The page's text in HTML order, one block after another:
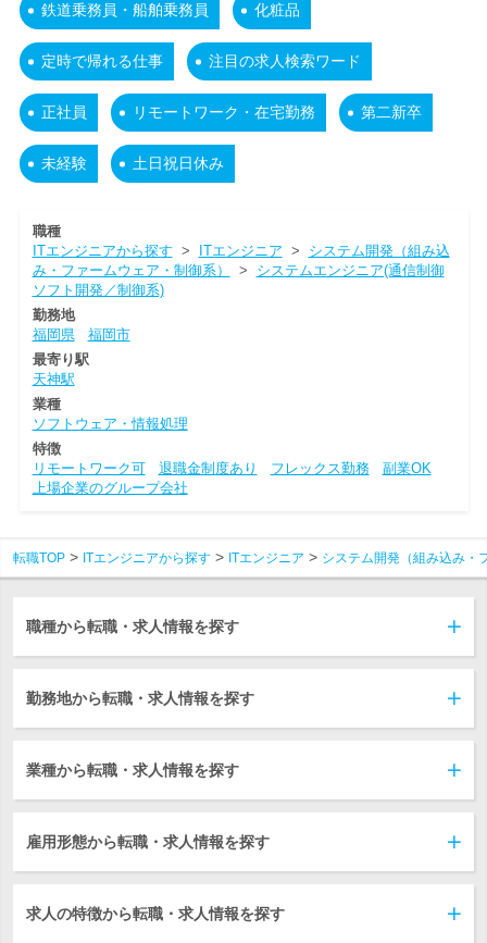
鉄道乗務員・船舶乗務員 化粧品
定時で帰れる仕事 注目の求人検索ワード
正社員 リモートワーク・在宅勤務 第二新卒
未経験 土日祝日休み
職種
ITエンジニアから探す > ITエンジニア > システム開発（組み込
み・ファームウェア・制御系）
> システムエンジニア(通信制御
ソフト開発／制御系)
勤務地
福岡県
福岡市
最寄り駅
天神駅
業種
ソフトウェア・情報処理
特徴
リモートワーク可
退職金制度あり フレックス勤務
副業OK
上場企業のグループ会社
転職TOP ITエンジニアから探す ITエンジニア システム開発（組み込み・
職種から転職・求人情報を探す
勤務地から転職・求人情報を探す
業種から転職・求人情報を探す
雇用形態から転職・求人情報を探す
求人の特徴から転職・求人情報を探す